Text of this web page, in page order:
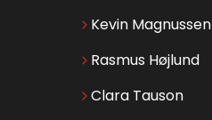
Kevin Magnussen
Rasmus Højlund
Clara Tauson